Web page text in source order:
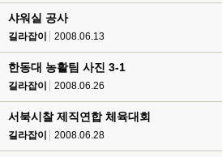
샤워실 공사
길라잡이 2008.06.13
한동대 농활팀 사진 3-1
길라잡이 2008.06.26
서북시찰 제직연합 체육대회
길라잡이 2008.06.28